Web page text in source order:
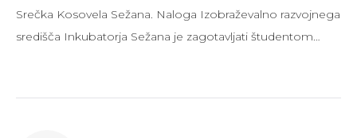
Srečka Kosovela Sežana. Naloga Izobraževalno razvojnega
središča Inkubatorja Sežana je zagotavljati študentom…